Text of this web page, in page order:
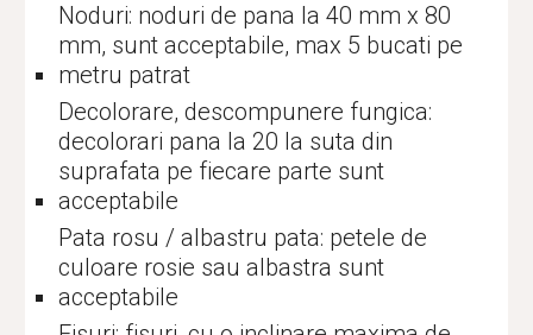
Noduri: noduri de pana la 40 mm x 80
mm, sunt acceptabile, max 5 bucati pe
metru patrat
Decolorare, descompunere fungica:
decolorari pana la 20 la suta din
suprafata pe fiecare parte sunt
acceptabile
Pata rosu / albastru pata: petele de
culoare rosie sau albastra sunt
acceptabile